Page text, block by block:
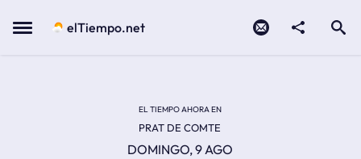
Menu elTiempo.net
EL TIEMPO AHORA EN
PRAT DE COMTE
DOMINGO, 9 AGO